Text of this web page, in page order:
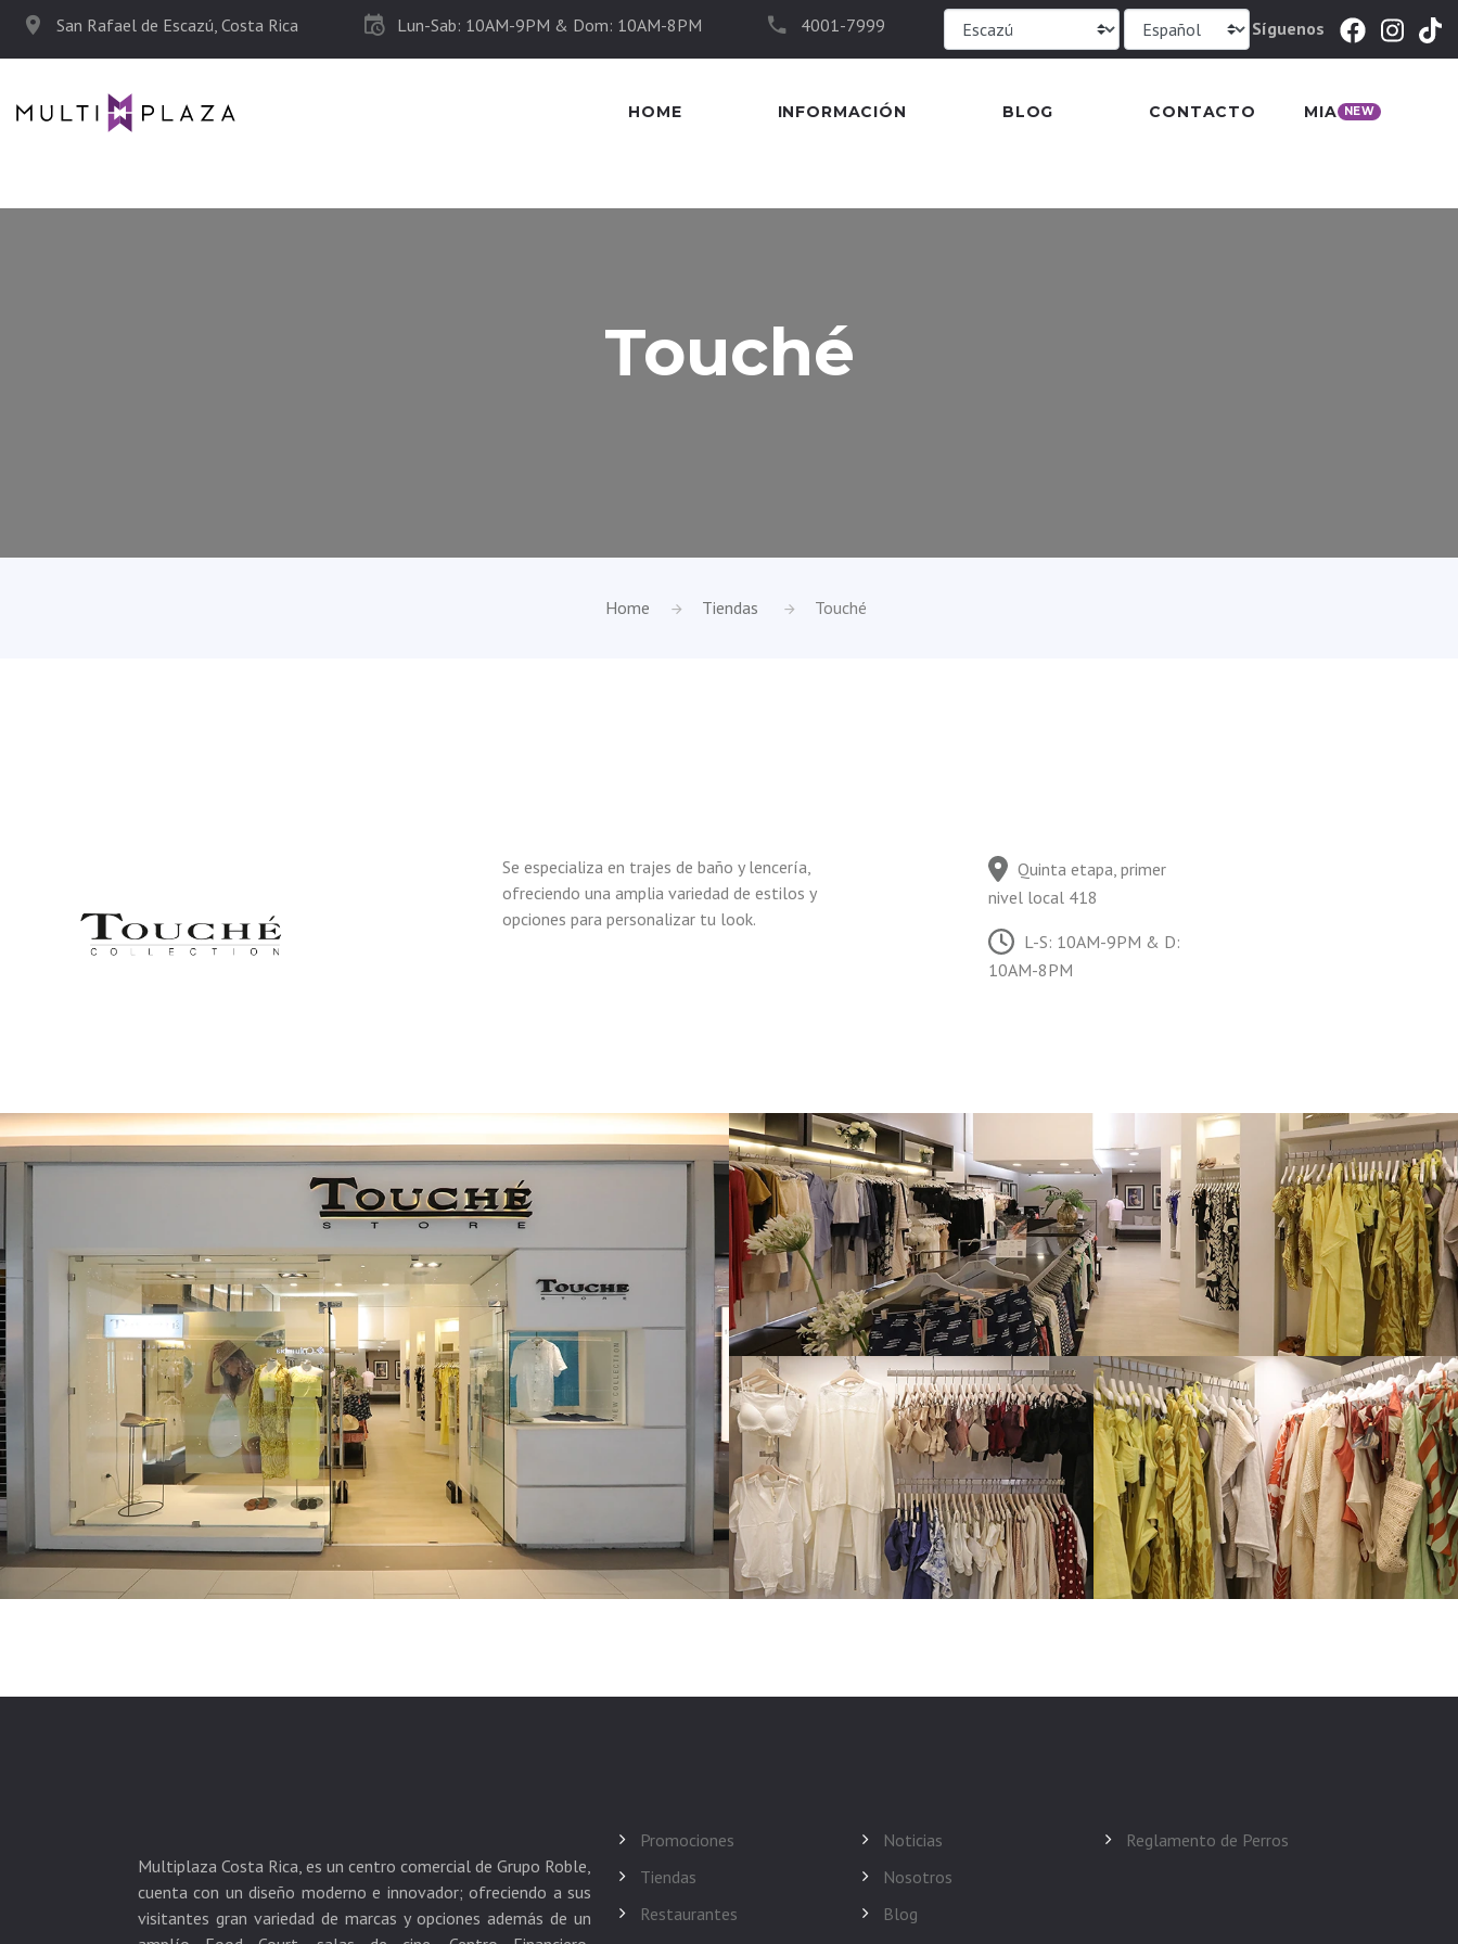
San Rafael de Escazú, Costa Rica Lun-Sab: 10AM-9PM & Dom: 10AM-8PM 4001-7999 Síguenos
HOME INFORMACIÓN BLOG CONTACTO MIA NEW
Touché
Home Tiendas Touché
Se especializa en trajes de baño y lencería,
ofreciendo una amplia variedad de estilos y
opciones para personalizar tu look.
Quinta etapa, primer
nivel local 418
L-S: 10AM-9PM & D:
10AM-8PM
Multiplaza Costa Rica, es un centro comercial de Grupo Roble,
cuenta con un diseño moderno e innovador; ofreciendo a sus
visitantes gran variedad de marcas y opciones además de un
Promociones
Tiendas
Restaurantes
Noticias
Nosotros
Blog
Reglamento de Perros